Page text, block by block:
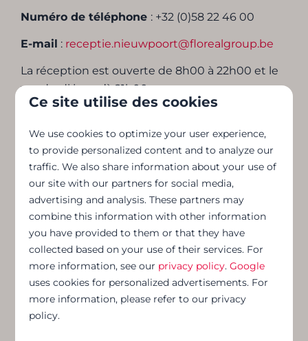
Numéro de téléphone : +32 (0)58 22 46 00
E-mail : receptie.nieuwpoort@florealgroup.be
La réception est ouverte de 8h00 à 22h00 et le
vendredi jusqu’à 21h00.
Contactez-nous
Ce site utilise des cookies
We use cookies to optimize your user experience,
to provide personalized content and to analyze our
traffic. We also share information about your use of
our site with our partners for social media,
advertising and analysis. These partners may
combine this information with other information
you have provided to them or that they have
collected based on your use of their services. For
more information, see our privacy policy.Google
uses cookies for personalized advertisements. For
more information, please refer to our privacy
policy.